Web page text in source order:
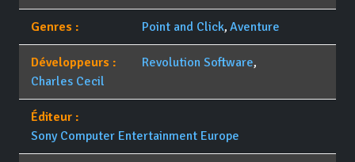
Genres : Point and Click, Aventure
Développeurs : Revolution Software,
Charles Cecil
Éditeur :
Sony Computer Entertainment Europe